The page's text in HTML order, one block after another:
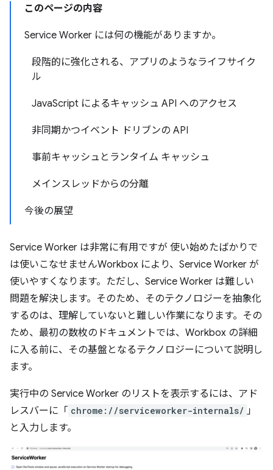
このページの内容
Service Worker には何の機能がありますか。
段階的に強化される、アプリのようなライフサイク
ル
JavaScript によるキャッシュ API へのアクセス
非同期かつイベント ドリブンの API
事前キャッシュとランタイム キャッシュ
メインスレッドからの分離
今後の展望
Service Worker は非常に有用ですが 使い始めたばかりで
は使いこなせませんWorkbox により、Service Worker が
使いやすくなります。ただし、Service Worker は難しい
問題を解決します。そのため、そのテクノロジーを抽象化
するのは、理解していないと難しい作業になります。その
ため、最初の数枚のドキュメントでは、Workbox の詳細
に入る前に、その基盤となるテクノロジーについて説明し
ます。
実行中の Service Worker のリストを表示するには、アド
レスバーに「 chrome://serviceworker-internals/ 」
と入力します。